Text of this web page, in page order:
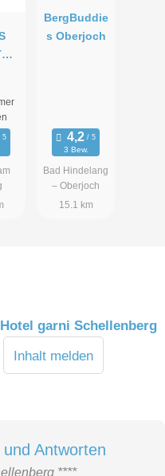
BergBuddie
s Oberjoch
3 Bew.
Bad Hindelang
– Oberjoch
15.1 km
garni Schellenberg
Inhalt melden
Antworten
****